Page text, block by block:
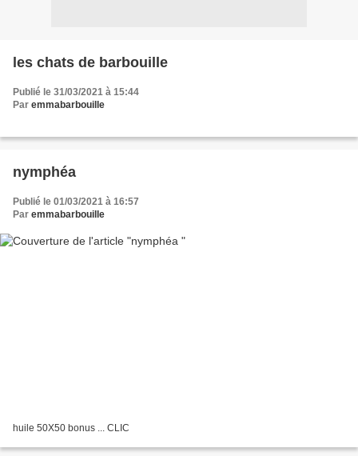
les chats de barbouille
Publié le 31/03/2021 à 15:44
Par emmabarbouille
nymphéa
Publié le 01/03/2021 à 16:57
Par emmabarbouille
huile 50X50 bonus ... CLIC